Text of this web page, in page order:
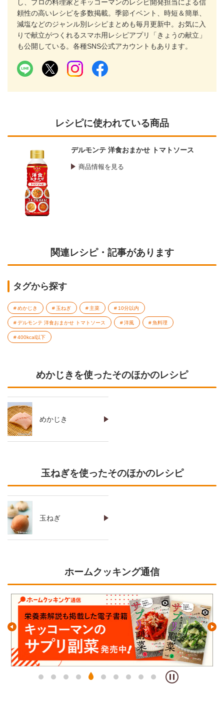
し、プロの料理家とキッコーマンのレシピ開発担当による信
頼性の高いレシピを多数掲載。季節イベント、時短＆簡単、
減塩などのジャンル別レシピまとめも毎月更新中。お気に入
りで献立がつくれるスマホ用レシピアプリ「きょうの献立」
も公開している。各種SNS公式アカウントもあります。
レシピに使われている商品
デルモンテ 洋食おまかせ トマトソース
商品情報を見る
関連レシピ・記事があります
タグから探す
めかじき 玉ねぎ 主菜 10分以内
デルモンテ 洋食おまかせ トマトソース 洋風 魚料理
400kcal以下
めかじきを使ったそのほかのレシピ
めかじき
玉ねぎを使ったそのほかのレシピ
玉ねぎ
ホームクッキング通信